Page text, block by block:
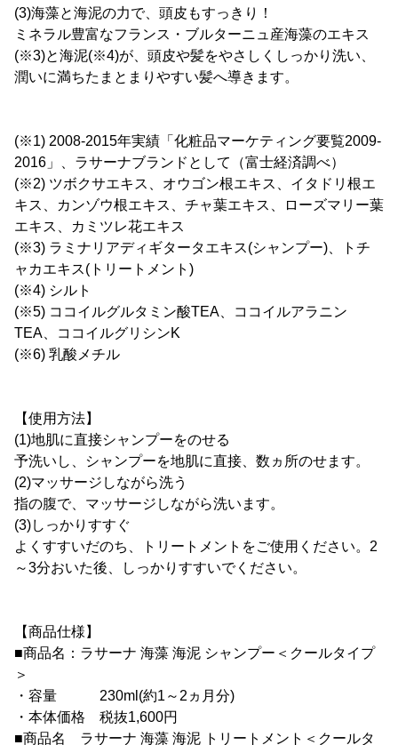
(3)海藻と海泥の力で、頭皮もすっきり！
ミネラル豊富なフランス・ブルターニュ産海藻のエキス
(※3)と海泥(※4)が、頭皮や髪をやさしくしっかり洗い、
潤いに満ちたまとまりやすい髪へ導きます。
(※1) 2008-2015年実績「化粧品マーケティング要覧2009-
2016」、ラサーナブランドとして（富士経済調べ）
(※2) ツボクサエキス、オウゴン根エキス、イタドリ根エ
キス、カンゾウ根エキス、チャ葉エキス、ローズマリー葉
エキス、カミツレ花エキス
(※3) ラミナリアディギタータエキス(シャンプー)、トチ
ャカエキス(トリートメント)
(※4) シルト
(※5) ココイルグルタミン酸TEA、ココイルアラニン
TEA、ココイルグリシンK
(※6) 乳酸メチル
【使用方法】
(1)地肌に直接シャンプーをのせる
予洗いし、シャンプーを地肌に直接、数ヵ所のせます。
(2)マッサージしながら洗う
指の腹で、マッサージしながら洗います。
(3)しっかりすすぐ
よくすすいだのち、トリートメントをご使用ください。2
～3分おいた後、しっかりすすいでください。
【商品仕様】
■商品名：ラサーナ 海藻 海泥 シャンプー＜クールタイプ
＞
・容量 230ml(約1～2ヵ月分)
・本体価格 税抜1,600円
■商品名 ラサーナ 海藻 海泥 トリートメント＜クールタ